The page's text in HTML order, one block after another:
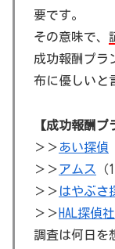
要です。
その意味で、
成功報酬プラ
布に優しいと
【成功報酬プ
＞＞あい探偵
＞＞アムス
＞＞ はやぶさ
＞＞ HAL探偵社
調査は何日を